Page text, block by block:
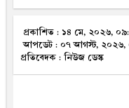
প্রকাশিত : ১৪ মে, ২০২৬,
আপডেট : ০৭ আগস্ট, ২০২৬,
প্রতিবেদক : নিউজ ডেস্ক